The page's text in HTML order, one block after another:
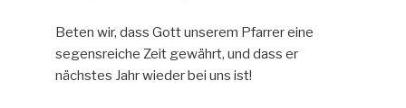
Beten wir, dass Gott unserem Pfarrer eine
segensreiche Zeit gewährt, und dass er
nächstes Jahr wieder bei uns ist!